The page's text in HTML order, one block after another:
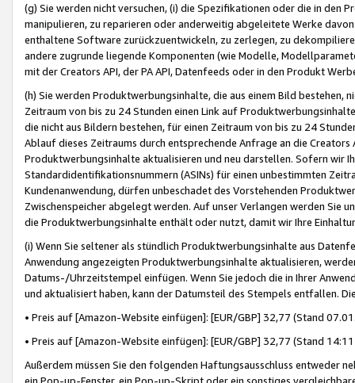
(g) Sie werden nicht versuchen, (i) die Spezifikationen oder die in
manipulieren, zu reparieren oder anderweitig abgeleitete Werke
enthaltene Software zurückzuentwickeln, zu zerlegen, zu
andere zugrunde liegende Komponenten (wie Modelle,
mit der Creators API, der PA API, Datenfeeds oder in den Produkt
(h) Sie werden Produktwerbungsinhalte, die aus einem Bild bestehen,
Zeitraum von bis zu 24 Stunden einen Link auf
die nicht aus Bildern bestehen, für einen Zeitraum von bis zu 24
Ablauf dieses Zeitraums durch entsprechende Anfrage an die
Produktwerbungsinhalte aktualisieren und neu darstellen. Sofern wir
Standardidentifikationsnummern (ASINs) für einen unbestimmten
Kundenanwendung, dürfen unbeschadet des Vorstehenden
Zwischenspeicher abgelegt werden. Auf unser Verlangen werden Sie
die Produktwerbungsinhalte enthält oder nutzt, damit wir Ihre
(i) Wenn Sie seltener als stündlich Produktwerbungsinhalte aus
Anwendung angezeigten Produktwerbungsinhalte aktualisieren,
Datums-/Uhrzeitstempel einfügen. Wenn Sie jedoch die in Ihrer
und aktualisiert haben, kann der Datumsteil des Stempels entfallen.
• Preis auf [Amazon-Website einfügen]: [EUR/GBP] 32,77 (Stand
• Preis auf [Amazon-Website einfügen]: [EUR/GBP] 32,77 (Stand
Außerdem müssen Sie den folgenden Haftungsausschluss entweder
ein Pop-up-Fenster, ein Pop-up-Skript oder ein sonstiges